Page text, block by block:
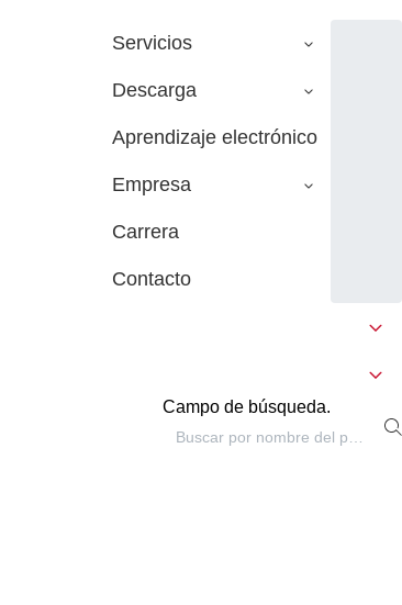
Servicios
Descarga
Aprendizaje electrónico
Empresa
Carrera
Contacto
Campo de búsqueda.